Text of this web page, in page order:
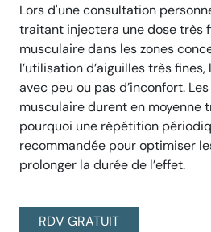
Lors d'une consultation
traitant injectera une dose très
musculaire dans les zones
l’utilisation d’aiguilles très
avec peu ou pas d’inconfort.
musculaire durent en moyenne
pourquoi une répétition
recommandée pour optimiser
prolonger la durée de l’effet.
RDV GRATUIT